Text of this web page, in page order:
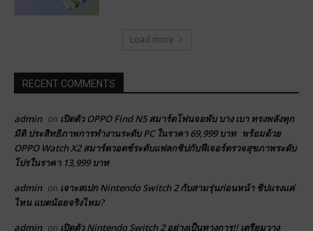
Load more
RECENT COMMENTS
admin on เปิดตัว OPPO Find N5 สมาร์ตโฟนจอพับ บาง เบา ทรงพลังทุก
มิติ ประสิทธิภาพการทำงานระดับ PC ในราคา 69,999 บาท พร้อมด้วย
OPPO Watch X2 สมาร์ตวอตช์ระดับแฟลกชิปกับฟีเจอร์ตรวจสุขภาพระดับ
โปรในราคา 13,999 บาท
admin on เจาะสเปก Nintendo Switch 2 กับสามรุ่นก่อนหน้า ชิปแรงแค่
ไหน แบตน้อยจริงไหม?
admin on เปิดตัว Nintendo Switch 2 อย่างเป็นทางการ!! เตรียมวาง